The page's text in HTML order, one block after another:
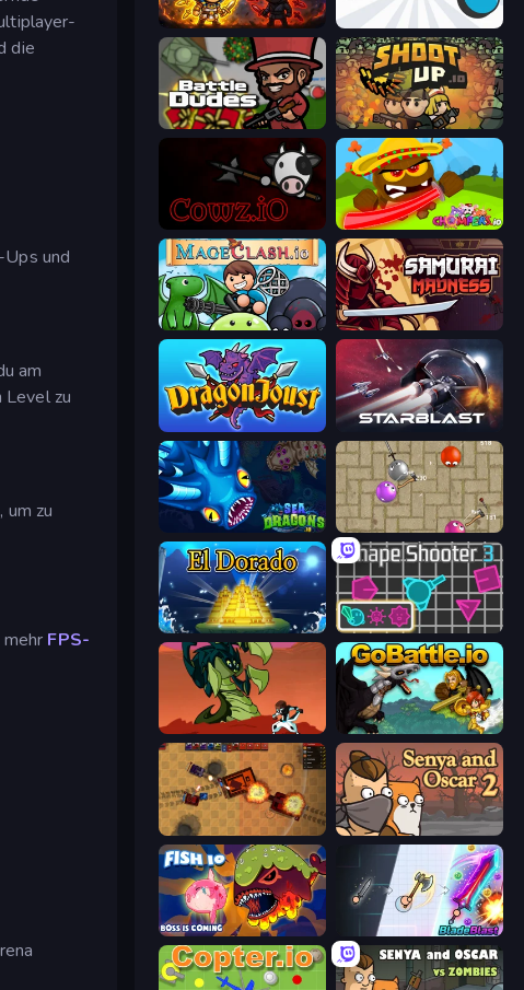
die
und
am
Level zu
um zu
FPS-
Knife.io Diep.io
BattleDudes.io Shootup.io
cowz.io Chompers.io
Mageclash.io Samurai Madness
Dragon Joust (.io) StarBlast
SeaDragons.io Balloons.io
El Dorado Lite Shape Shooter 3
Monster Impact GoBattle.io
Tanko.io Senya and Oscar 2
Fish IO BladeBlast.io